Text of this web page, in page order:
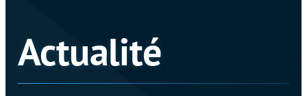
Actualité